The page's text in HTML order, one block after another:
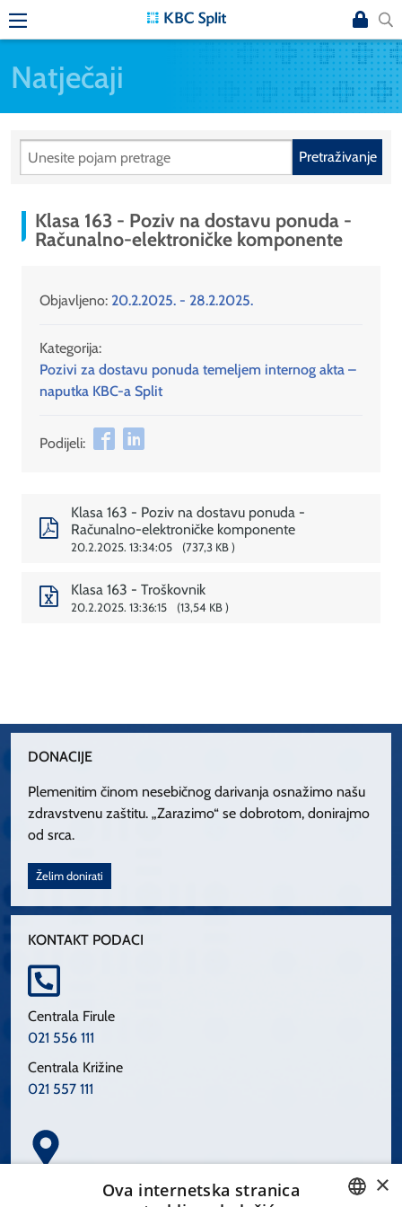
Natječaji
Pretraživanje
Klasa 163 - Poziv na dostavu ponuda -
Računalno-elektroničke komponente
Objavljeno: 20.2.2025. - 28.2.2025.
Kategorija:
Pozivi za dostavu ponuda temeljem internog akta –
naputka KBC-a Split
Podijeli:
Klasa 163 - Poziv na dostavu ponuda -
Računalno-elektroničke komponente
20.2.2025. 13:34:05 737,3 KB
Klasa 163 - Troškovnik
20.2.2025. 13:36:15 13,54 KB
DONACIJE
Plemenitim činom nesebičnog darivanja osnažimo našu
zdravstvenu zaštitu. „Zarazimo“ se dobrotom, donirajmo
od srca.
Želim donirati
KONTAKT PODACI
Centrala Firule
021 556 111
Centrala Križine
021 557 111
Spinčićeva 1, 21000 Split
×
Ova internetska stranica